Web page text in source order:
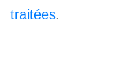
traitées.